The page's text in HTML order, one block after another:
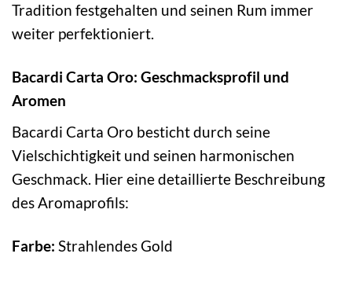
Tradition festgehalten und seinen Rum immer
weiter perfektioniert.
Bacardi Carta Oro: Geschmacksprofil und
Aromen
Bacardi Carta Oro besticht durch seine
Vielschichtigkeit und seinen harmonischen
Geschmack. Hier eine detaillierte Beschreibung
des Aromaprofils:
Farbe: Strahlendes Gold